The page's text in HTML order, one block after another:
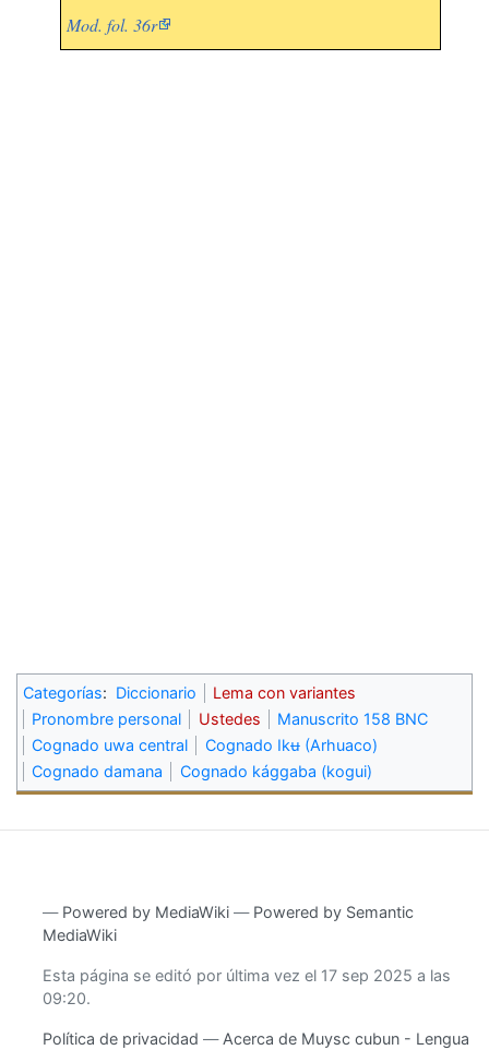
Mod. fol. 36r
Categorías: Diccionario
Lema con variantes
Pronombre personal
Ustedes
Manuscrito 158 BNC
Cognado uwa central
Cognado Ikʉ (Arhuaco)
Cognado damana
Cognado kággaba (kogui)
― Powered by MediaWiki ― Powered by Semantic
MediaWiki
Esta página se editó por última vez el 17 sep 2025 a las
09:20.
Política de privacidad Acerca de Muysc cubun - Lengua